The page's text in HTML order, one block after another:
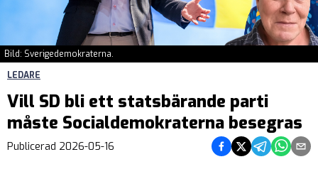
Bild: Sverigedemokraterna.
LEDARE
Vill SD bli ett statsbärande parti
måste Socialdemokraterna besegras
Publicerad 2026-05-16 Dela på Facebook
Dela på Twitter
Dela påDela på
Dela